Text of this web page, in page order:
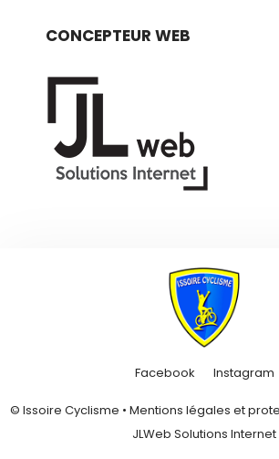
CONCEPTEUR WEB
Facebook Instagram
© Issoire Cyclisme • Mentions légales et
JLWeb Solutions Internet